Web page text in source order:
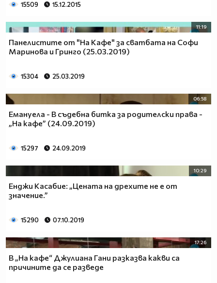
15509 15.12.2015
11:19
Панелистите от "На Кафе" за сватбата на Софи
Маринова и Гринго (25.03.2019)
15304 25.03.2019
06:58
Емануела - В съдебна битка за родителски права -
„На кафе” (24.09.2019)
15297 24.09.2019
10:29
Енджи Касабие: „Цената на дрехите не е от
значение.”
15290 07.10.2019
17:26
В „На кафе“ Джулиана Гани разказва какви са
причините да се разведе